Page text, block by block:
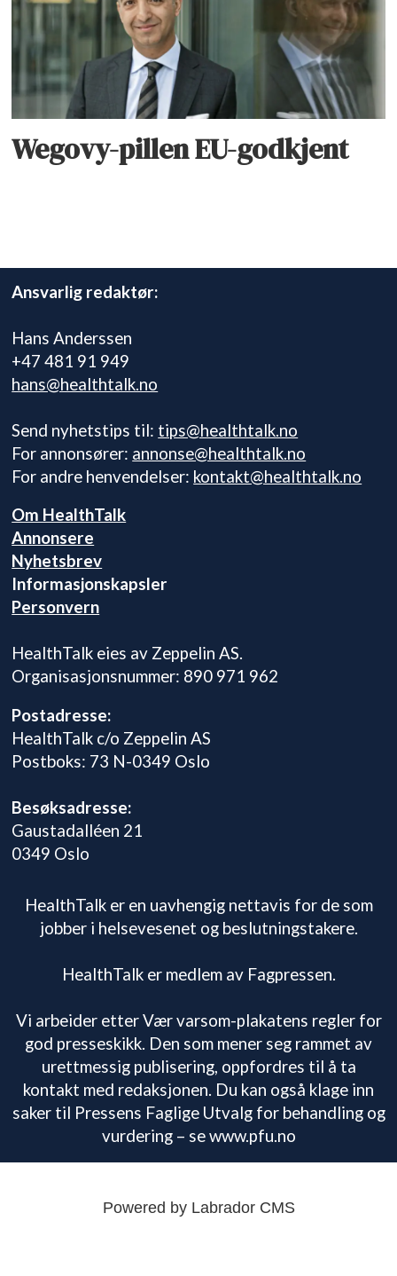
Wegovy-pillen EU-godkjent
Ansvarlig redaktør:
Hans Anderssen
+47 481 91 949
hans@healthtalk.no
Send nyhetstips til: tips@healthtalk.no
For annonsører: annonse@healthtalk.no
For andre henvendelser: kontakt@healthtalk.no
Om HealthTalk
Annonsere
Nyhetsbrev
Informasjonskapsler
Personvern
HealthTalk eies av Zeppelin AS.
Organisasjonsnummer: 890 971 962
Postadresse:
HealthTalk c/o Zeppelin AS
Postboks: 73 N-0349 Oslo
Besøksadresse:
Gaustadalléen 21
0349 Oslo
HealthTalk er en uavhengig nettavis for de som
jobber i helsevesenet og beslutningstakere.
HealthTalk er medlem av Fagpressen.
Vi arbeider etter Vær varsom-plakatens regler for
god presseskikk. Den som mener seg rammet av
urettmessig publisering, oppfordres til å ta
kontakt med redaksjonen. Du kan også klage inn
saker til Pressens Faglige Utvalg for behandling og
vurdering – se www.pfu.no
Powered by Labrador CMS